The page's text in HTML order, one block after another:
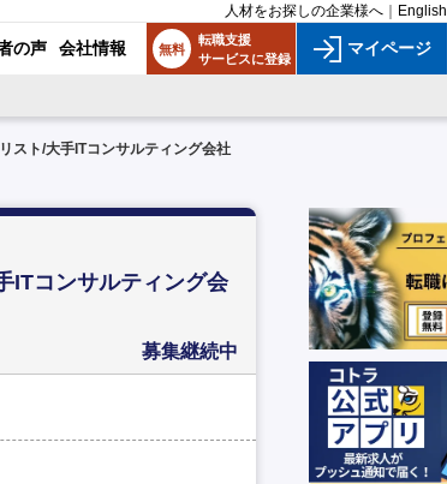
人材をお探しの企業様へ English
の声 会社情報 無料
転職支援
サービスに登録
マイページ
スト/大手ITコンサルティング会社
ITコンサルティング会
募集継続中